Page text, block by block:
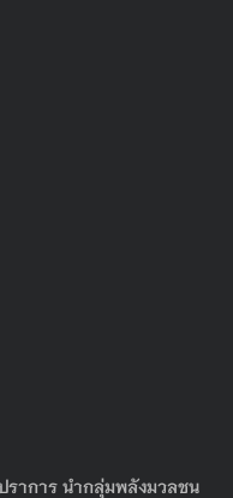
ราการ นำกลุ่มพลังมวลชน